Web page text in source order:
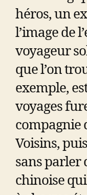
héros, un
l’image de
voyageur
que l’on
exemple,
voyages
compagnie
Voisins,
sans parler
chinoise